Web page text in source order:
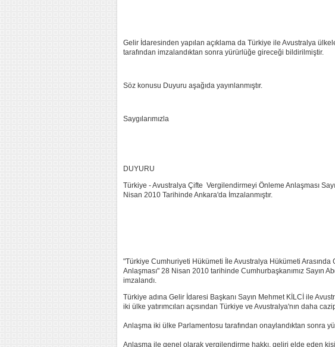
Gelir İdaresinden yapılan açıklama da Türkiye ile Avustralya
tarafından imzalandıktan sonra yürürlüğe gireceği bildirilmiştir.
Söz konusu Duyuru aşağıda yayınlanmıştır.
Saygılarımızla
DUYURU
Türkiye - Avustralya Çifte Vergilendirmeyi Önleme Anlaşması
Nisan 2010 Tarihinde Ankara'da İmzalanmıştır.
"Türkiye Cumhuriyeti Hükümeti İle Avustralya Hükümeti
Anlaşması" 28 Nisan 2010 tarihinde Cumhurbaşkanımız Sayın
imzalandı.
Türkiye adına Gelir İdaresi Başkanı Sayın Mehmet KİLCİ ile
iki ülke yatırımcıları açısından Türkiye ve Avustralya'nın daha
Anlaşma iki ülke Parlamentosu tarafından onaylandıktan sonra
Anlaşma ile genel olarak vergilendirme hakkı, geliri elde eden